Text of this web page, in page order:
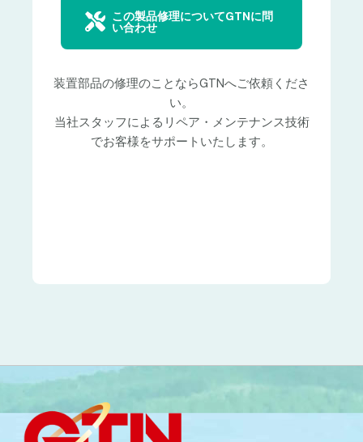
この製品修理についてGTNに問
い合わせ
装置部品の修理のことならGTNへご依頼くださ
い。
当社スタッフによるリペア・メンテナンス技術
でお客様をサポートいたします。